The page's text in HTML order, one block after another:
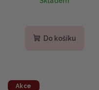
30ml
Do košíku
Akce